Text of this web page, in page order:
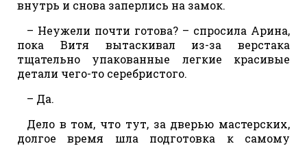
внутрь и снова заперлись на замок.
– Неужели почти готова? – спросила Арина,
пока Витя вытаскивал из-за верстака
тщательно упакованные легкие красивые
детали чего-то серебристого.
– Да.
Дело в том, что тут, за дверью мастерских,
долгое время шла подготовка к самому